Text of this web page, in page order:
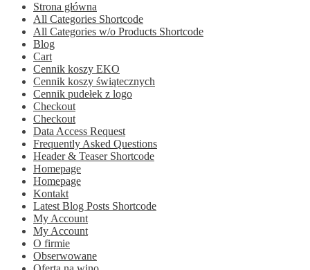
Strona główna
All Categories Shortcode
All Categories w/o Products Shortcode
Blog
Cart
Cennik koszy EKO
Cennik koszy świątecznych
Cennik pudełek z logo
Checkout
Checkout
Data Access Request
Frequently Asked Questions
Header & Teaser Shortcode
Homepage
Homepage
Kontakt
Latest Blog Posts Shortcode
My Account
My Account
O firmie
Obserwowane